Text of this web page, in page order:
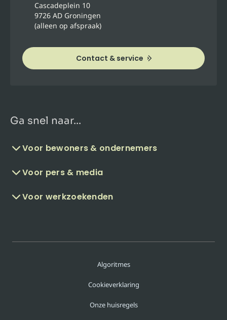
Cascadeplein 10
9726 AD Groningen
(alleen op afspraak)
Contact & service
Ga snel naar...
Voor bewoners & ondernemers
Voor pers & media
Voor werkzoekenden
Algoritmes
Cookieverklaring
Onze huisregels